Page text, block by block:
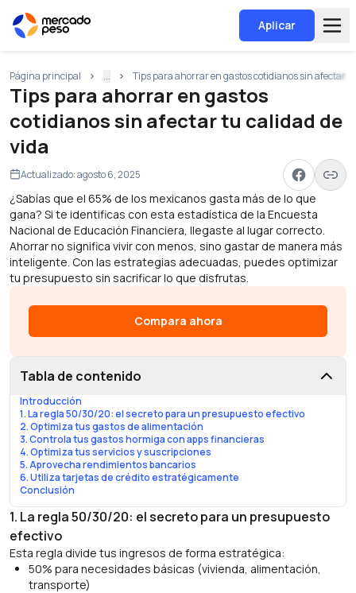
Aplicar
Página principal ... Tips para ahorrar en gastos cotidianos sin afectar
Tips para ahorrar en gastos
cotidianos sin afectar tu calidad de
vida
Actualizado:agosto 6, 2025
¿Sabías que el 65% de los mexicanos gasta más de lo que
gana? Si te identificas con esta estadística de la Encuesta
Nacional de Educación Financiera, llegaste al lugar correcto.
Ahorrar no significa vivir con menos, sino gastar de manera más
inteligente. Con las estrategias adecuadas, puedes optimizar
tu presupuesto sin sacrificar lo que disfrutas.
Compara ahora
Tabla de contenido
Introducción
1. La regla 50/30/20: el secreto para un presupuesto efectivo
2. Optimiza tus gastos de alimentación
3. Controla tus gastos hormiga con apps financieras
4. Optimiza tus servicios y suscripciones
5. Aprovecha rendimientos bancarios
6. Utiliza tarjetas de crédito estratégicamente
Conclusión
1. La regla 50/30/20: el secreto para un presupuesto
efectivo
Esta regla divide tus ingresos de forma estratégica:
50% para necesidades básicas (vivienda, alimentación,
transporte)